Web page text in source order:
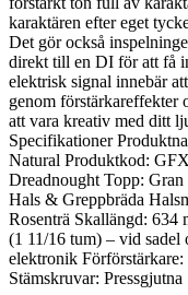
karaktären efter eget
Det gör också
direkt till en DI för att få
elektrisk signal innebär
genom förstärkareffekter
att vara kreativ med ditt
Specifikationer
Natural Produktkod:
Dreadnought Topp:
Hals & Greppbräda
Rosenträ Skallängd: 634
(1 11/16 tum) – vid sadel
elektronik Förförstärkare:
Stämskruvar: Pressgjutna